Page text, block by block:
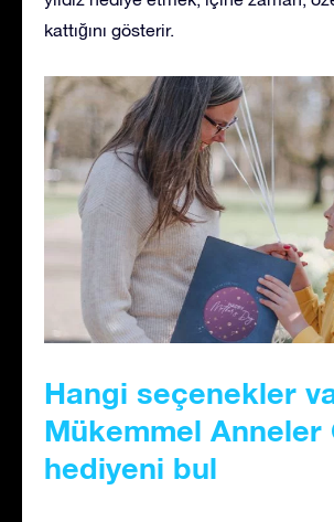
kattığını gösterir.
Hangi seçenekler
Mükemmel Anneler
hediyeni bul